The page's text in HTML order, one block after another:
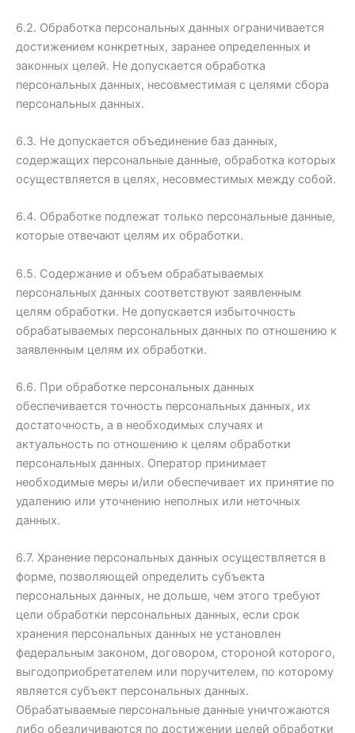
6.2. Обработка персональных данных ограничивается
достижением конкретных, заранее определенных и
законных целей. Не допускается обработка
персональных данных, несовместимая с целями сбора
персональных данных.
6.3. Не допускается объединение баз данных,
содержащих персональные данные, обработка которых
осуществляется в целях, несовместимых между собой.
6.4. Обработке подлежат только персональные данные,
которые отвечают целям их обработки.
6.5. Содержание и объем обрабатываемых
персональных данных соответствуют заявленным
целям обработки. Не допускается избыточность
обрабатываемых персональных данных по отношению к
заявленным целям их обработки.
6.6. При обработке персональных данных
обеспечивается точность персональных данных, их
достаточность, а в необходимых случаях и
актуальность по отношению к целям обработки
персональных данных. Оператор принимает
необходимые меры и/или обеспечивает их принятие по
удалению или уточнению неполных или неточных
данных.
6.7. Хранение персональных данных осуществляется в
форме, позволяющей определить субъекта
персональных данных, не дольше, чем этого требуют
цели обработки персональных данных, если срок
хранения персональных данных не установлен
федеральным законом, договором, стороной которого,
выгодоприобретателем или поручителем, по которому
является субъект персональных данных.
Обрабатываемые персональные данные уничтожаются
либо обезличиваются по достижении целей обработки